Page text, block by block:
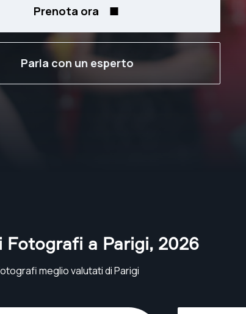
Prenota ora
Parla con un esperto
Fotografi a Parigi, 2026
meglio valutati di Parigi